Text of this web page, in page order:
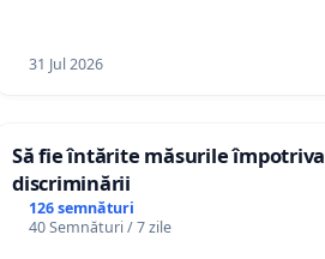
31 Jul 2026
Să fie întărite măsurile împotriva
discriminării
126 semnături
40 Semnături / 7 zile